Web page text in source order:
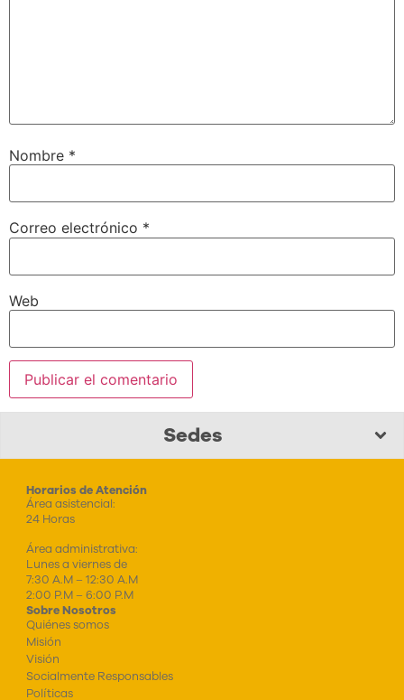
Nombre *
Correo electrónico *
Web
Sedes
Horarios de Atención
Área asistencial:
24 Horas
Área administrativa:
Lunes a viernes de
7:30 A.M – 12:30 A.M
2:00 P.M – 6:00 P.M
Sobre Nosotros
Quiénes somos
Misión
Visión
Socialmente Responsables
Políticas